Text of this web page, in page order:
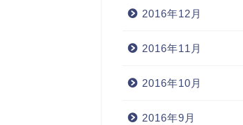
2016年12月
2016年11月
2016年10月
2016年9月